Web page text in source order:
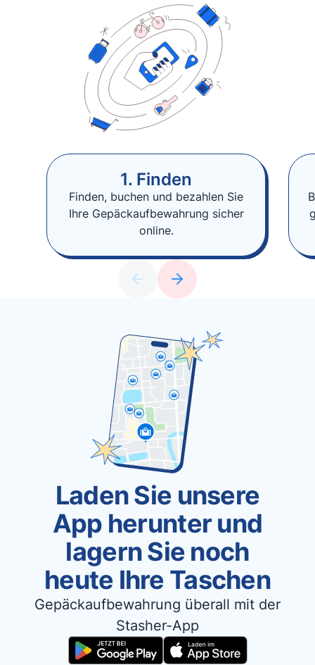
1. Finden
Finden, buchen und bezahlen Sie
Ihre Gepäckaufbewahrung sicher
online.
Laden Sie unsere
App herunter und
lagern Sie noch
heute Ihre Taschen
Gepäckaufbewahrung überall mit der
Stasher-App